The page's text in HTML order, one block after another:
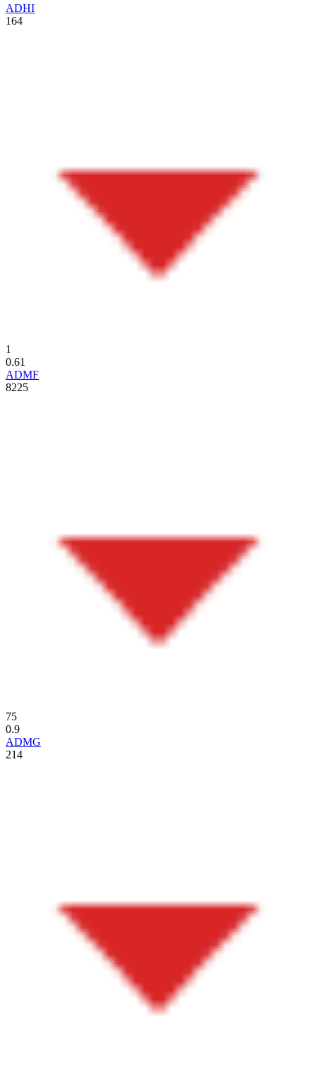
ADHI
164
1
0.61
ADMF
8225
75
0.9
ADMG
214